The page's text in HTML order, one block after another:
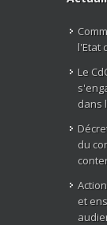
l'Etat
Le
dans
du
et